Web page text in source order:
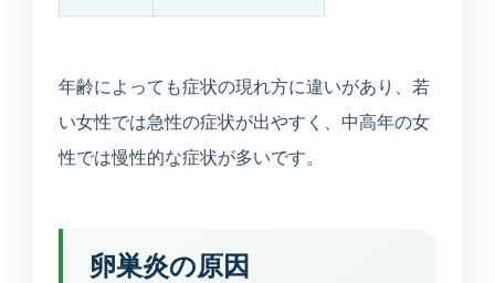
年齢によっても症状の現れ方に違いがあり、若
い女性では急性の症状が出やすく、中高年の女
性では慢性的な症状が多いです。
卵巣炎の原因